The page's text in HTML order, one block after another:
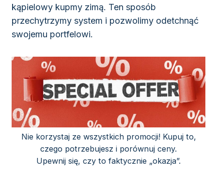
kąpielowy kupmy zimą. Ten sposób
przechytrzymy system i pozwolimy odetchnąć
swojemu portfelowi.
Nie korzystaj ze wszystkich promocji! Kupuj to,
czego potrzebujesz i porównuj ceny.
Upewnij się, czy to faktycznie „okazja”.